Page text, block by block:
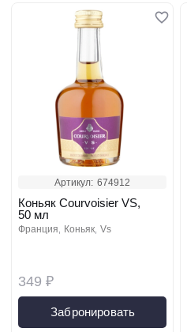
Артикул: 674912
349 ₽
Коньяк Courvoisier VS,
50 мл
франция коньяк vs
Забронировать